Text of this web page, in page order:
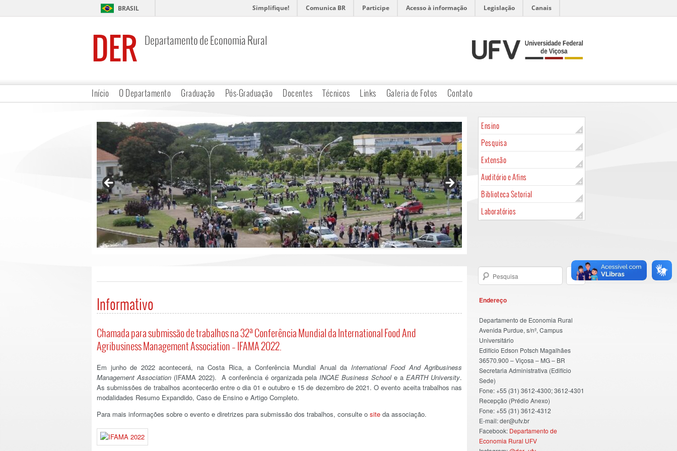
BRASIL Simplifique! Comunica BR Participe Acesso à informação Legislação Canais
DER Departamento de Economia Rural
Início O Departamento Graduação Pós-Graduação Docentes Técnicos Links Galeria de Fotos Contato
Ensino
Pesquisa
Extensão
Auditório e Afins
Biblioteca Setorial
Laboratórios
Endereço
Departamento de Economia Rural
Avenida Purdue, s/nº, Campus
Universitário
Edifício Edson Potsch Magalhães
36570.900 – Viçosa – MG – BR
Secretaria Administrativa (Edifício
Sede)
Fone: +55 (31) 3612-4300; 3612-4301
Recepção (Prédio Anexo)
Fone: +55 (31) 3612-4312
E-mail: der@ufv.br
Facebook: Departamento de
Economia Rural UFV
Informativo
Chamada para submissão de trabalhos na 32ª Conferência Mundial da International Food And
Agribusiness Management Association – IFAMA 2022.
Em junho de 2022 acontecerá, na Costa Rica, a Conferência Mundial Anual da International Food And Agribusiness
Management Association(IFAMA 2022). A conferência é organizada pelaINCAE Business Schoole aEARTH University.
As submissões de trabalhos acontecerão entre o dia 01 e outubro e 15 de dezembro de 2021. O evento aceita trabalhos nas
modalidades Resumo Expandido, Caso de Ensino e Artigo Completo.
Para mais informações sobre o evento e diretrizes para submissão dos trabalhos, consulte o site da associação.